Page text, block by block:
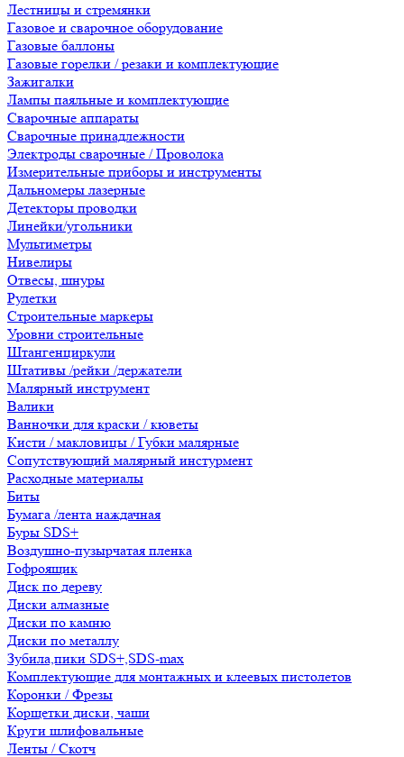
Лестницы и стремянки
Газовое и сварочное оборудование
Газовые баллоны
Газовые горелки / резаки и комплектующие
Зажигалки
Лампы паяльные и комплектующие
Сварочные аппараты
Сварочные принадлежности
Электроды сварочные / Проволока
Измерительные приборы и инструменты
Дальномеры лазерные
Детекторы проводки
Линейки/угольники
Мультиметры
Нивелиры
Отвесы, шнуры
Рулетки
Строительные маркеры
Уровни строительные
Штангенциркули
Штативы /рейки /держатели
Малярный инструмент
Валики
Ванночки для краски / кюветы
Кисти / макловицы / Губки малярные
Сопутствующий малярный инстурмент
Расходные материалы
Биты
Бумага /лента наждачная
Буры SDS+
Воздушно-пузырчатая пленка
Гофроящик
Диск по дереву
Диски алмазные
Диски по камню
Диски по металлу
Зубила,пики SDS+,SDS-max
Комплектующие для монтажных и клеевых пистолетов
Коронки / Фрезы
Корщетки диски, чаши
Круги шлифовальные
Ленты / Скотч